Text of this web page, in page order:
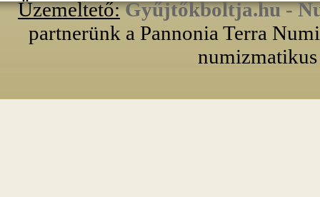
Üzemeltető: Gyűjtőkboltja.hu -
partnerünk a Pannonia Terra
numizmatikus